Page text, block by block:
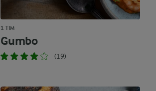
1 TIM
Gumbo
(19)